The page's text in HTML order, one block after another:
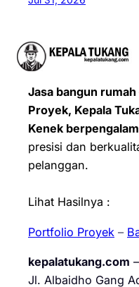
Jasa bangun
Proyek, Kepala
Kenek
presisi dan
pelanggan.
Lihat Hasilnya :
Portfolio Proyek –
kepalatukang.com –
Jl. Albaidho Gang